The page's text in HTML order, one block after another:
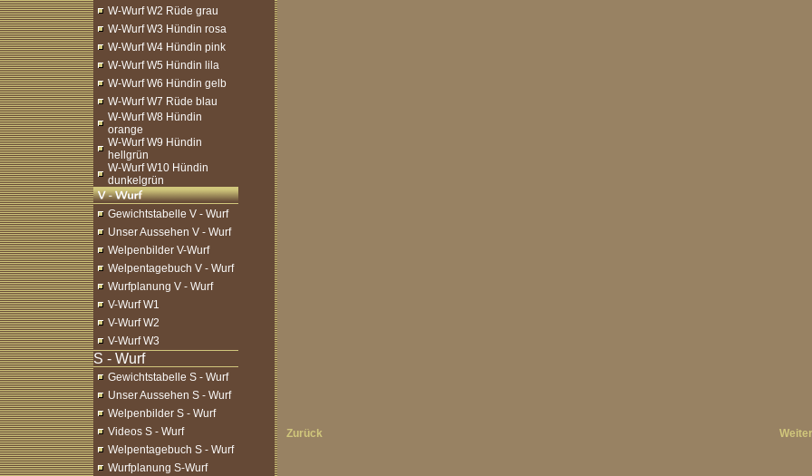
W-Wurf W2 Rüde grau
W-Wurf W3 Hündin rosa
W-Wurf W4 Hündin pink
W-Wurf W5 Hündin lila
W-Wurf W6 Hündin gelb
W-Wurf W7 Rüde blau
W-Wurf W8 Hündin
orange
W-Wurf W9 Hündin
hellgrün
W-Wurf W10 Hündin
dunkelgrün
Gewichtstabelle V - Wurf
Unser Aussehen V - Wurf
Welpenbilder V-Wurf
Welpentagebuch V - Wurf
Wurfplanung V - Wurf
V-Wurf W1
V-Wurf W2
V-Wurf W3
Gewichtstabelle S - Wurf
Unser Aussehen S - Wurf
Welpenbilder S - Wurf
Videos S - Wurf
Welpentagebuch S - Wurf
Wurfplanung S-Wurf
Zurück Weiter